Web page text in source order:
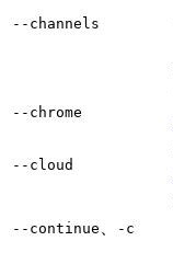
--channels
--chrome
--cloud
--continue 、 -c